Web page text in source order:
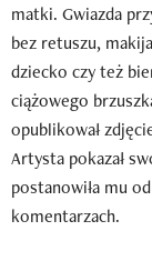
matki. Gwiazda
bez retuszu,
dziecko czy też
ciążowego
opublikował
Artysta pokazał
postanowiła mu
komentarzach.